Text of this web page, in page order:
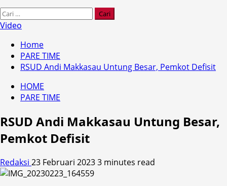
Cari
untuk:
Video
Home
PARE TIME
RSUD Andi Makkasau Untung Besar, Pemkot Defisit
HOME
PARE TIME
RSUD Andi Makkasau Untung Besar,
Pemkot Defisit
Redaksi 23 Februari 20233 minutes read